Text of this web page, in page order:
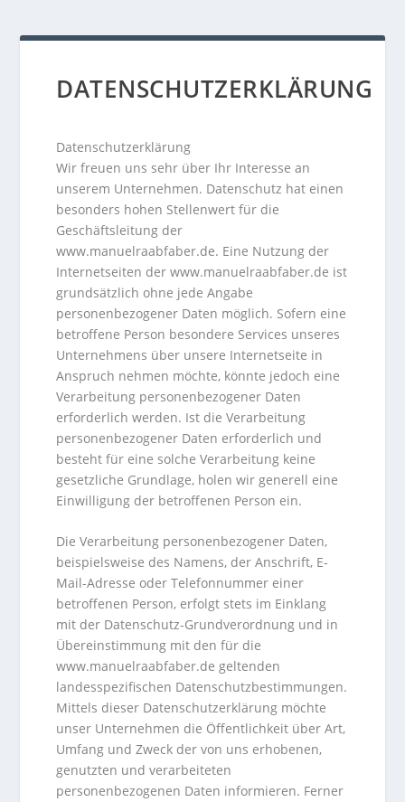
DATENSCHUTZERKLÄRUNG
Datenschutzerklärung
Wir freuen uns sehr über Ihr Interesse an
unserem Unternehmen. Datenschutz hat einen
besonders hohen Stellenwert für die
Geschäftsleitung der
www.manuelraabfaber.de. Eine Nutzung der
Internetseiten der www.manuelraabfaber.de ist
grundsätzlich ohne jede Angabe
personenbezogener Daten möglich. Sofern eine
betroffene Person besondere Services unseres
Unternehmens über unsere Internetseite in
Anspruch nehmen möchte, könnte jedoch eine
Verarbeitung personenbezogener Daten
erforderlich werden. Ist die Verarbeitung
personenbezogener Daten erforderlich und
besteht für eine solche Verarbeitung keine
gesetzliche Grundlage, holen wir generell eine
Einwilligung der betroffenen Person ein.
Die Verarbeitung personenbezogener Daten,
beispielsweise des Namens, der Anschrift, E-
Mail-Adresse oder Telefonnummer einer
betroffenen Person, erfolgt stets im Einklang
mit der Datenschutz-Grundverordnung und in
Übereinstimmung mit den für die
www.manuelraabfaber.de geltenden
landesspezifischen Datenschutzbestimmungen.
Mittels dieser Datenschutzerklärung möchte
unser Unternehmen die Öffentlichkeit über Art,
Umfang und Zweck der von uns erhobenen,
genutzten und verarbeiteten
personenbezogenen Daten informieren. Ferner